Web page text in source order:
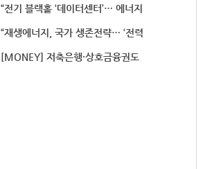
“전기 블랙홀 ‘데이터센터’… 에너지
“재생에너지, 국가 생존전략… ‘전력
[MONEY] 저축은행·상호금융권도